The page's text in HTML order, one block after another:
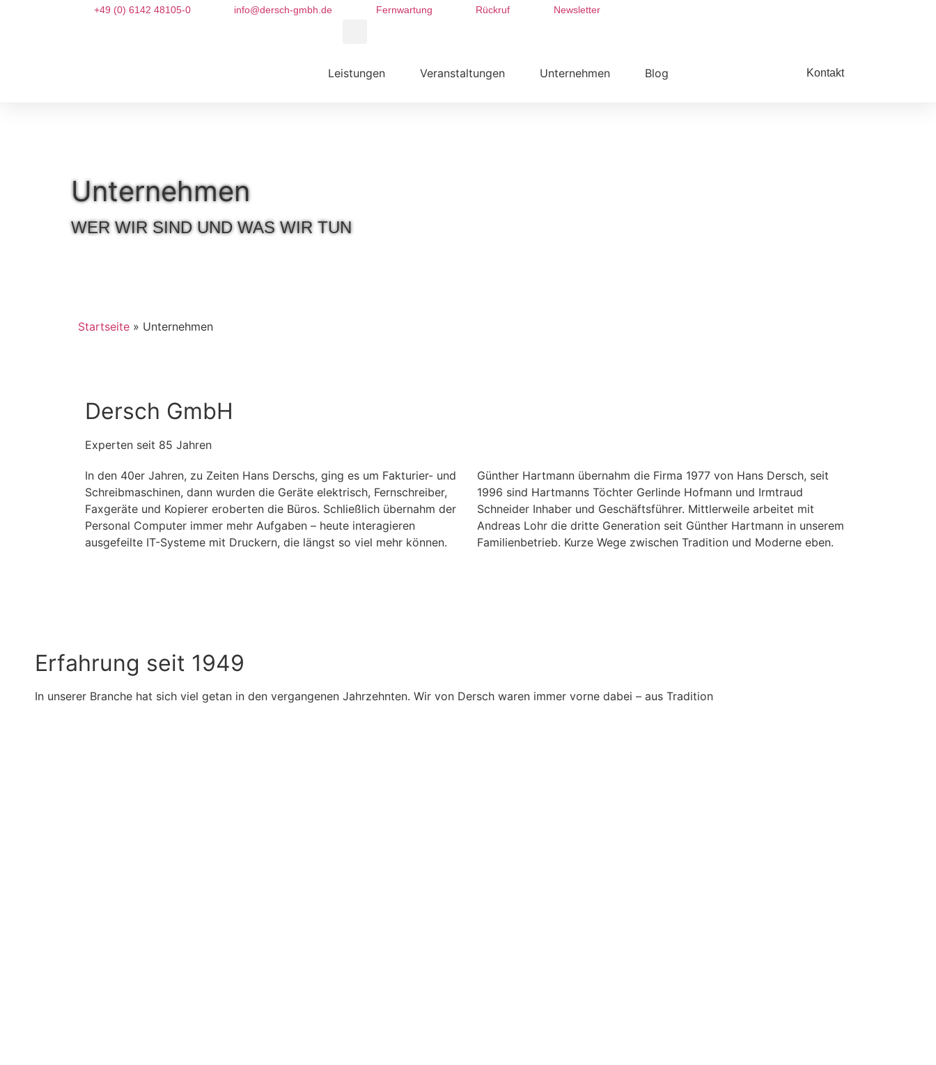
+49 (0) 6142 48105-0 info@dersch-gmbh.de Fernwartung Rückruf Newsletter
Leistungen Ver­anstalt­ungen Unter­nehmen Blog Kontakt
Unter­nehmen
WER WIR SIND UND WAS WIR TUN
Startseite » Unter­nehmen
Dersch GmbH
Experten seit 85 Jahren
In den 40er Jahren, zu Zeiten Hans Derschs, ging es um Fakturier- und
Schreibmaschinen, dann wurden die Geräte elektrisch, Fernschreiber,
Faxgeräte und Kopierer eroberten die Büros. Schließlich übernahm der
Personal Computer immer mehr Aufgaben – heute interagieren
ausgefeilte IT-Systeme mit Druckern, die längst so viel mehr können.
Günther Hartmann übernahm die Firma 1977 von Hans Dersch, seit
1996 sind Hartmanns Töchter Gerlinde Hofmann und Irmtraud
Schneider Inhaber und Geschäftsführer. Mittlerweile arbeitet mit
Andreas Lohr die dritte Generation seit Günther Hartmann in unserem
Familienbetrieb. Kurze Wege zwischen Tradition und Moderne eben.
Erfahrung seit 1949
In unserer Branche hat sich viel getan in den vergangenen Jahrzehnten. Wir von Dersch waren immer vorne dabei – aus Tradition